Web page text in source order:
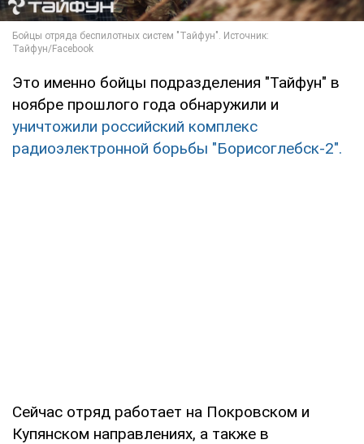
Это именно бойцы подразделения "Тайфун" в
ноябре прошлого года обнаружили и
уничтожили российский комплекс
радиоэлектронной борьбы "Борисоглебск-2".
Сейчас отряд работает на Покровском и
Купянском направлениях, а также в